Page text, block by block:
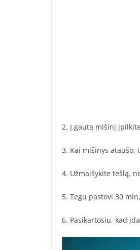
2. Į gautą mišinį
3. Kai mišinys
4. Užmaišykite tešlą,
5. Tegu pastovi 30
6. Pasikartosiu, kad